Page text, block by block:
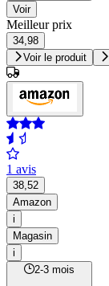
Voir
Meilleur prix
34,98
Voir le produit
1 avis
38,52
Amazon
i
Magasin
i
2-3 mois